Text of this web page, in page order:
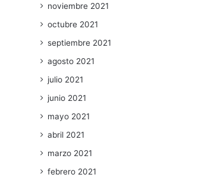
noviembre 2021
octubre 2021
septiembre 2021
agosto 2021
julio 2021
junio 2021
mayo 2021
abril 2021
marzo 2021
febrero 2021